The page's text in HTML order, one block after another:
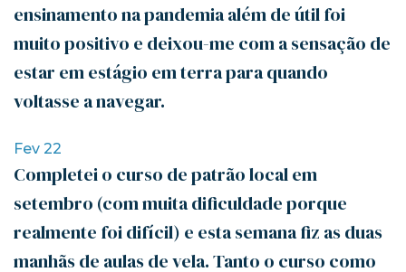
ensinamento na pandemia além de útil foi
muito positivo e deixou-me com a sensação de
estar em estágio em terra para quando
voltasse a navegar.
Fev 22
Completei o curso de patrão local em
setembro (com muita dificuldade porque
realmente foi difícil) e esta semana fiz as duas
manhãs de aulas de vela. Tanto o curso como